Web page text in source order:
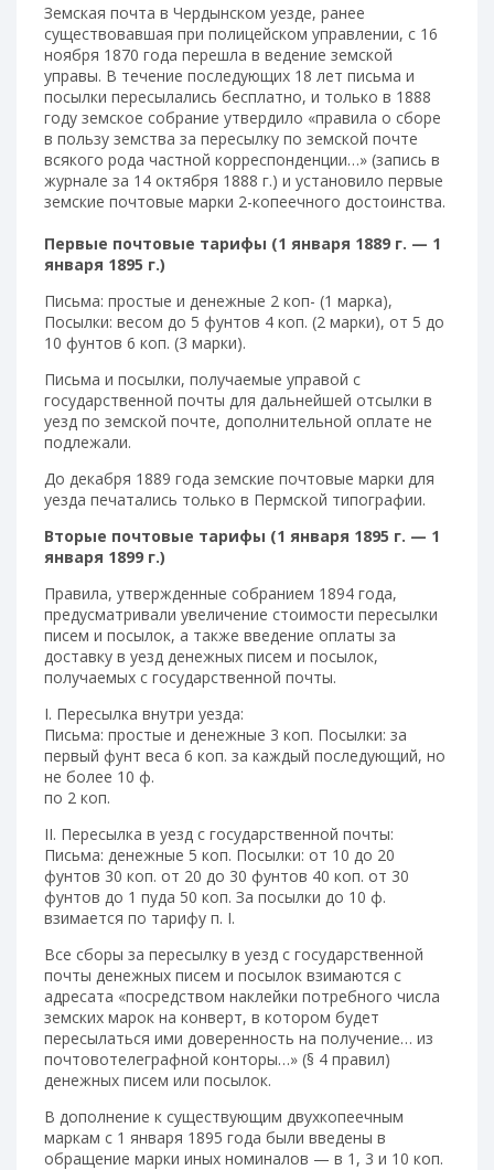
Земская почта в Чердынском уезде, ранее
существовавшая при полицейском управлении, с 16
ноября 1870 года перешла в ведение земской
управы. В течение последующих 18 лет письма и
посылки пересылались бесплатно, и только в 1888
году земское собрание утвердило «правила о сборе
в пользу земства за пересылку по земской почте
всякого рода частной корреспонденции…» (запись в
журнале за 14 октября 1888 г.) и установило первые
земские почтовые марки 2-копеечного достоинства.
Первые почтовые тарифы (1 января 1889 г. — 1
января 1895 г.)
Письма: простые и денежные 2 коп- (1 марка),
Посылки: весом до 5 фунтов 4 коп. (2 марки), от 5 до
10 фунтов 6 коп. (3 марки).
Письма и посылки, получаемые управой с
государственной почты для дальнейшей отсылки в
уезд по земской почте, дополнительной оплате не
подлежали.
До декабря 1889 года земские почтовые марки для
уезда печатались только в Пермской типографии.
Вторые почтовые тарифы (1 января 1895 г. — 1
января 1899 г.)
Правила, утвержденные собранием 1894 года,
предусматривали увеличение стоимости пересылки
писем и посылок, а также введение оплаты за
доставку в уезд денежных писем и посылок,
получаемых с государственной почты.
I. Пересылка внутри уезда:
Письма: простые и денежные 3 коп. Посылки: за
первый фунт веса 6 коп. за каждый последующий, но
не более 10 ф.
по 2 коп.
II. Пересылка в уезд с государственной почты:
Письма: денежные 5 коп. Посылки: от 10 до 20
фунтов 30 коп. от 20 до 30 фунтов 40 коп. от 30
фунтов до 1 пуда 50 коп. За посылки до 10 ф.
взимается по тарифу п. I.
Все сборы за пересылку в уезд с государственной
почты денежных писем и посылок взимаются с
адресата «посредством наклейки потребного числа
земских марок на конверт, в котором будет
пересылаться ими доверенность на получение… из
почтовотелеграфной конторы…» (§ 4 правил)
денежных писем или посылок.
В дополнение к существующим двухкопеечным
маркам с 1 января 1895 года были введены в
обращение марки иных номиналов — в 1, 3 и 10 коп.